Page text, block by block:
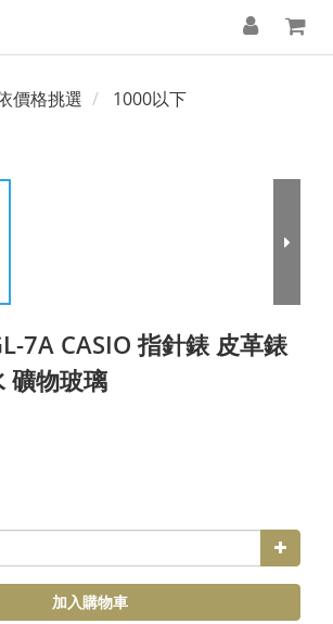
價格挑選 1000以下
7A CASIO 指針錶 皮革錶
礦物玻璃
加入購物車